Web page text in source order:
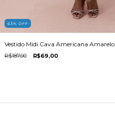
63% OFF
Vestido Midi Cava Americana Amarelo
R$187,00 R$69,00